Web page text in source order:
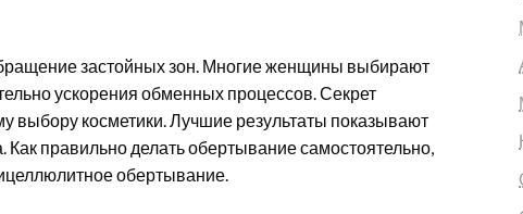
застойных зон. Многие женщины выбирают
ускорения обменных процессов. Секрет
выбору косметики. Лучшие результаты показывают
правильно делать обертывание самостоятельно,
обертывание.